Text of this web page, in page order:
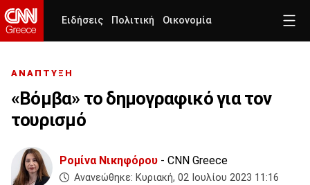
Ειδήσεις Πολιτική Οικονομία
ΑΝΑΠΤΥΞΗ
«Βόμβα» το δημογραφικό για τον
τουρισμό
Ρομίνα Νικηφόρου - CNN Greece
Ανανεώθηκε: Κυριακή, 02 Ιουλίου 2023 11:16